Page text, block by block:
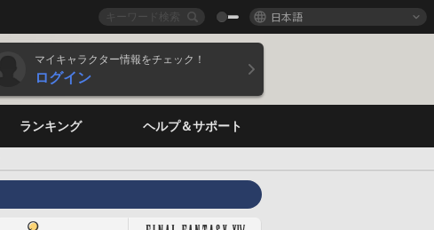
日本語
マイキャラクター情報をチェック！
ログイン
ランキング ヘルプ＆サポート